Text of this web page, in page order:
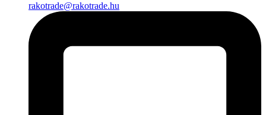
rakotrade@rakotrade.hu